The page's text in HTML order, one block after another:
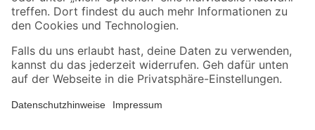
Alle Preisangaben in EUR inkl. gesetzl. MwSt.. Die dargestellten Angebote sind unter
Umständen nicht in allen Märkten verfügbar. Die angegebenen Verfügbarkeiten beziehen
Produkte nur solange der Vorrat reicht.
*Paketversand ab 59 € versandkostenfrei, gilt nicht für Artikel mit Speditionsversand, hier